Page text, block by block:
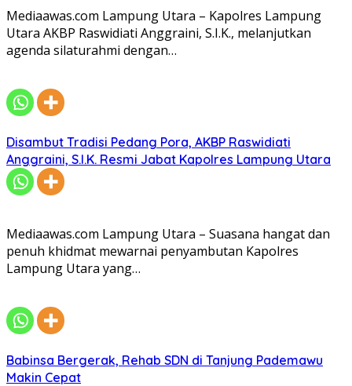
Mediaawas.com Lampung Utara – Kapolres Lampung
Utara AKBP Raswidiati Anggraini, S.I.K., melanjutkan
agenda silaturahmi dengan…
Disambut Tradisi Pedang Pora, AKBP Raswidiati
Anggraini, S.I.K. Resmi Jabat Kapolres Lampung Utara
Mediaawas.com Lampung Utara – Suasana hangat dan
penuh khidmat mewarnai penyambutan Kapolres
Lampung Utara yang…
Babinsa Bergerak, Rehab SDN di Tanjung Pademawu
Makin Cepat